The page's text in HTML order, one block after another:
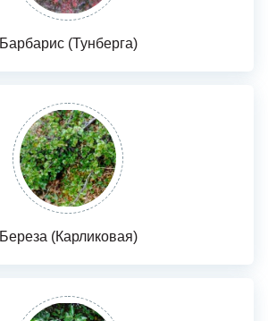
Барбарис (Тунберга)
Береза (Карликовая)